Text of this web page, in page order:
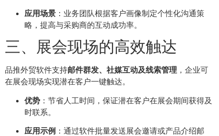
应用场景 ：业务团队根据客户画像制定个性化沟通策
略，提高与采购商的互动成功率。
三、展会现场的高效触达
品推外贸软件支持邮件群发、社媒互动及线索管理 ，企业可
在展会现场实现潜在客户一键触达。
优势 ：节省人工时间，保证潜在客户在展会期间获得及
时联系。
应用示例 ：通过软件批量发送展会邀请或产品介绍邮